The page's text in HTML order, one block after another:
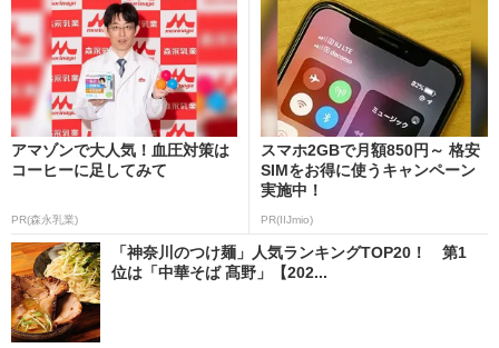
アマゾンで大人気！血圧対策は
コーヒーに足してみて
PR(森永乳業)
スマホ2GBで月額850円～ 格安
SIMをお得に使うキャンペーン
実施中！
PR(IIJmio)
「神奈川のつけ麺」人気ランキングTOP20！ 第1
位は「中華そば 髙野」【202...